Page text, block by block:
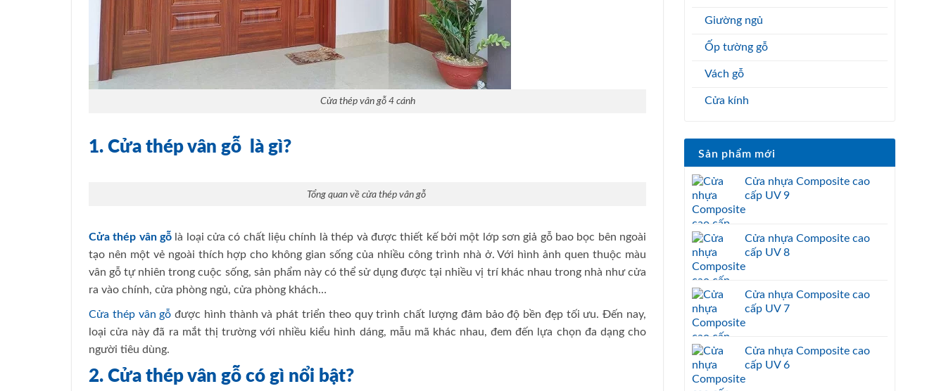
Cửa thép vân gỗ 4 cánh
1. Cửa thép vân gỗ là gì?
Tổng quan về cửa thép vân gỗ
Cửa thép vân gỗ là loại cửa có chất liệu chính là thép và được thiết kế bởi một lớp sơn giả gỗ bao bọc bên ngoài
tạo nên một vẻ ngoài thích hợp cho không gian sống của nhiều công trình nhà ở. Với hình ảnh quen thuộc màu
vân gỗ tự nhiên trong cuộc sống, sản phẩm này có thể sử dụng được tại nhiều vị trí khác nhau trong nhà như cửa
ra vào chính, cửa phòng ngủ, cửa phòng khách…
Cửa thép vân gỗ được hình thành và phát triển theo quy trình chất lượng đảm bảo độ bền đẹp tối ưu. Đến nay,
loại cửa này đã ra mắt thị trường với nhiều kiểu hình dáng, mẫu mã khác nhau, đem đến lựa chọn đa dạng cho
người tiêu dùng.
2. Cửa thép vân gỗ có gì nổi bật?
Giường ngủ
Ốp tường gỗ
Vách gỗ
Cửa kính
Sản phẩm mới
Cửa nhựa Composite cao
cấp UV 9
Cửa nhựa Composite cao
cấp UV 8
Cửa nhựa Composite cao
cấp UV 7
Cửa nhựa Composite cao
cấp UV 6